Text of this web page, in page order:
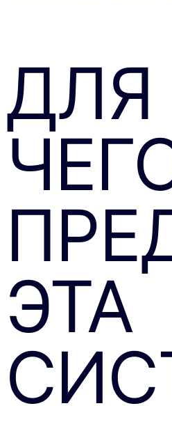
ДЛЯ
ЭТА